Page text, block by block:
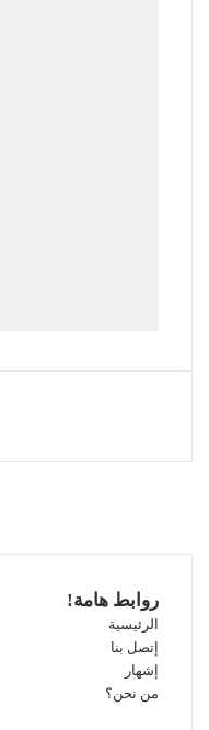
روابط هامة!
الرئيسية
إتصل بنا
إشهار
من نحن؟